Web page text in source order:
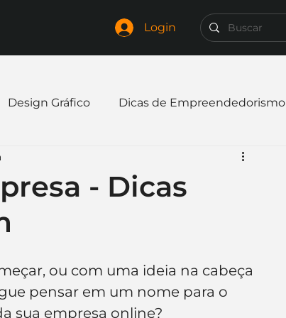
Login
Design Gráfico Dicas de Empreendedorismo
Curiosidades Frases Logotipo
- Dicas
ou com uma ideia na cabeça
pensar em um nome para o
sua empresa online?